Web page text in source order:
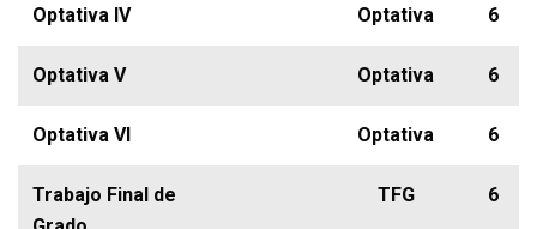
Optativa IV Optativa 6
Optativa V Optativa 6
Optativa VI Optativa 6
Trabajo Final de
TFG 6